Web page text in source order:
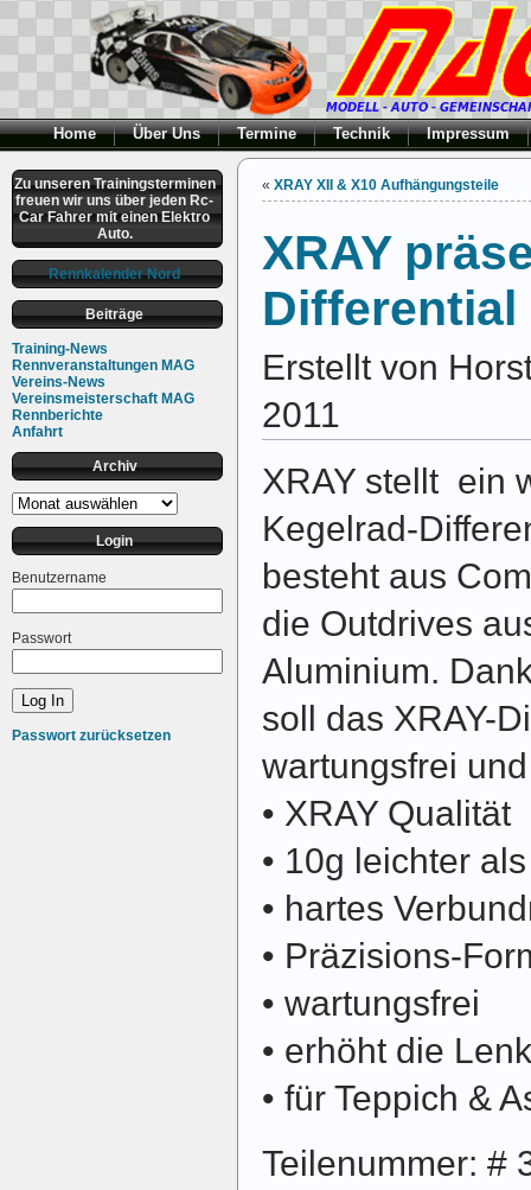
Home Über Uns Termine Technik Impressum
Zu unseren Trainingsterminen
freuen wir uns über jeden Rc-
Car Fahrer mit einen Elektro
Auto.
Rennkalender Nord
Beiträge
Training-News
Rennveranstaltungen MAG
Vereins-News
Vereinsmeisterschaft MAG
Rennberichte
Anfahrt
Archiv
Archiv
Login
Benutzername
Passwort
Passwort zurücksetzen
« XRAY XII & X10 Aufhängungsteile
XRAY
Differential
Erstellt von
2011
XRAY stellt ein
Kegelrad-
besteht aus
die Outdrives
Aluminium.
soll das XRAY-
wartungsfrei
• XRAY Qualität
• 10g leichter
• hartes
• Präzisions-
• wartungsfrei
• erhöht die
• für Teppich &
Teilenummer: #